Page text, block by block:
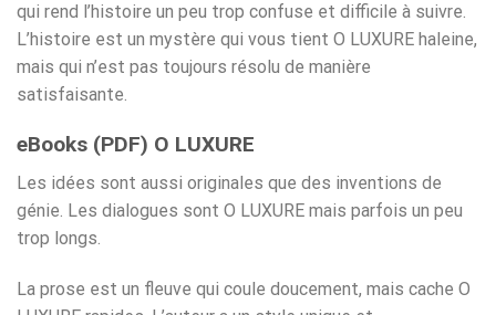
qui rend l’histoire un peu trop confuse et difficile à suivre.
L’histoire est un mystère qui vous tient O LUXURE haleine,
mais qui n’est pas toujours résolu de manière
satisfaisante.
eBooks (PDF) O LUXURE
Les idées sont aussi originales que des inventions de
génie. Les dialogues sont O LUXURE mais parfois un peu
trop longs.
La prose est un fleuve qui coule doucement, mais cache O